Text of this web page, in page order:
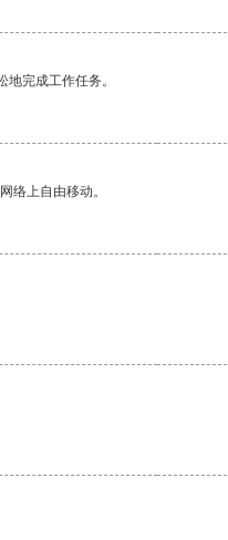
完成工作任务。
络上自由移动。